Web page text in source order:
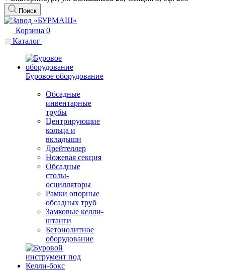
Поиск
Корзина 0
Каталог
Буровое оборудование
Обсадные
инвентарные
трубы
Центрирующие
кольца и
вкладыши
Дрейтеллер
Ножевая секция
Обсадные
столы-
осцилляторы
Рамки опорные
обсадных труб
Замковые келли-
штанги
Бетонолитное
оборудование